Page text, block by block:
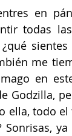
en
todas
me
en
Godzilla,
ella, todo
Sonrisas,